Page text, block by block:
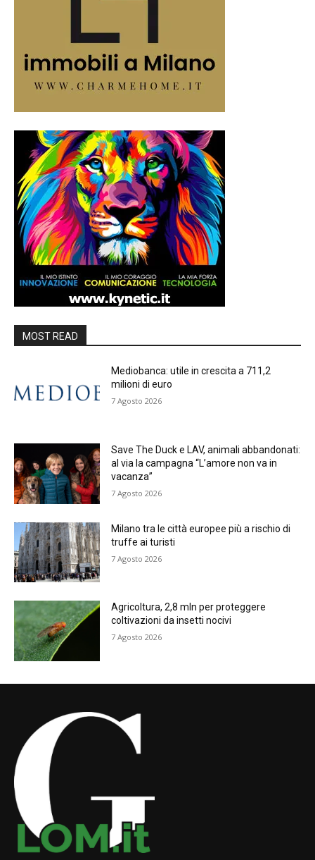
MOST READ
Mediobanca: utile in crescita a 711,2
milioni di euro
7 Agosto 2026
Save The Duck e LAV, animali abbandonati:
al via la campagna “L’amore non va in
vacanza”
7 Agosto 2026
Milano tra le città europee più a rischio di
truffe ai turisti
7 Agosto 2026
Agricoltura, 2,8 mln per proteggere
coltivazioni da insetti nocivi
7 Agosto 2026